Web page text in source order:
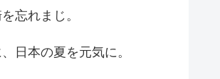
忘れまじ。
日本の夏を元気に。